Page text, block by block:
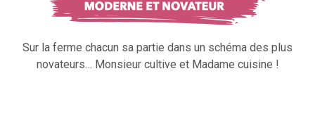
Sur la ferme chacun sa partie dans un schéma des plus
novateurs… Monsieur cultive et Madame cuisine !